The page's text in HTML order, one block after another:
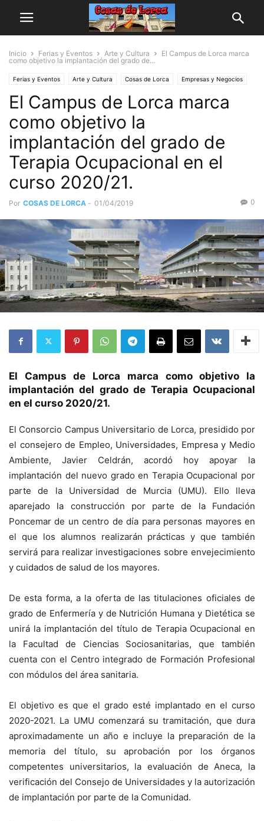
Inicio Ferias y Eventos Arte y Cultura
El Campus de Lorca marca
como objetivo la implantación del grado de...
Ferias y Eventos Arte y Cultura Cosas de Lorca Empresas y Negocios
Actualidad
El Campus de Lorca marca
como objetivo la
implantación del grado de
Terapia Ocupacional en el
curso 2020/21.
Por COSAS DE LORCA - 01/04/2019 0
El Campus de Lorca marca como objetivo la
implantación del grado de Terapia Ocupacional
en el curso 2020/21.
El Consorcio Campus Universitario de Lorca, presidido por
el consejero de Empleo, Universidades, Empresa y Medio
Ambiente, Javier Celdrán, acordó hoy apoyar la
implantación del nuevo grado en Terapia Ocupacional por
parte de la Universidad de Murcia (UMU). Ello lleva
aparejado la construcción por parte de la Fundación
Poncemar de un centro de día para personas mayores en
el que los alumnos realizarán prácticas y que también
servirá para realizar investigaciones sobre envejecimiento
y cuidados de salud de los mayores.
De esta forma, a la oferta de las titulaciones oficiales de
grado de Enfermería y de Nutrición Humana y Dietética se
unirá la implantación del título de Terapia Ocupacional en
la Facultad de Ciencias Sociosanitarias, que también
cuenta con el Centro integrado de Formación Profesional
con módulos del área sanitaria.
El objetivo es que el grado esté implantado en el curso
2020-2021. La UMU comenzará su tramitación, que dura
aproximadamente un año e incluye la preparación de la
memoria del título, su aprobación por los órganos
competentes universitarios, la evaluación de Aneca, la
verificación del Consejo de Universidades y la autorización
de implantación por parte de la Comunidad.